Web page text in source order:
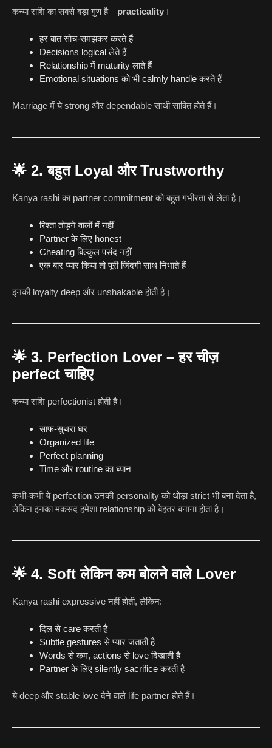
कन्या राशि का सबसे बड़ा गुण है—practicality ।
हर बात सोच-समझकर करते हैं
Decisions logical लेते हैं
Relationship में maturity लाते हैं
Emotional situations को भी calmly handle करते हैं
Marriage में ये strong और dependable साथी साबित होते हैं।
🌟 2. बहुत Loyal और Trustworthy
Kanya rashi का partner commitment को बहुत गंभीरता से लेता है।
रिश्ता तोड़ने वालों में नहीं
Partner के लिए honest
Cheating बिल्कुल पसंद नहीं
एक बार प्यार किया तो पूरी जिंदगी साथ निभाते हैं
इनकी loyalty deep और unshakable होती है।
🌟 3. Perfection Lover – हर चीज़
perfect चाहिए
कन्या राशि perfectionist होती है।
साफ-सुथरा घर
Organized life
Perfect planning
Time और routine का ध्यान
कभी-कभी ये perfection उनकी personality को थोड़ा strict भी बना देता है,
लेकिन इनका मकसद हमेशा relationship को बेहतर बनाना होता है।
🌟 4. Soft लेकिन कम बोलने वाले Lover
Kanya rashi expressive नहीं होती, लेकिन:
दिल से care करती है
Subtle gestures से प्यार जताती है
Words से कम, actions से love दिखाती है
Partner के लिए silently sacrifice करती है
ये deep और stable love देने वाले life partner होते हैं।